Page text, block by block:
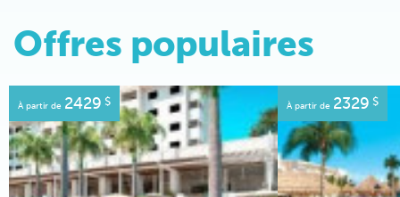
Offres populaires
À partir de 2429 $ À partir de 2329 $